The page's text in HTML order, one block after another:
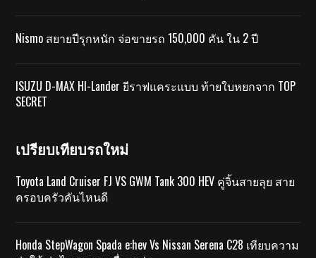
Nismo สยายปีรุกหนัก จ่อขายรถ 150,000 คัน ใน 2 ปี
ISUZU D-MAX HI-Lander ยีราฟแคระแบบ ท้ายใบหยกจาก TOP
SECRET
เปรียบเทียบรถใหม่
Toyota Land Cruiser FJ VS GWM Tank 300 HEV คู่จิ้นสายลุย สาย
ครอบครัวคันไหนดี
Honda StepWagon Spada e:hev Vs Nissan Serena C28 เทียบความ